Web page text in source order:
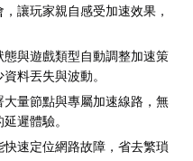
讓玩家親自感受加速效果，
態與遊戲類型自動調整加速策
料丟失與波動。
大量節點與專屬加速線路，無
遲體驗。
速定位網路故障，省去繁瑣